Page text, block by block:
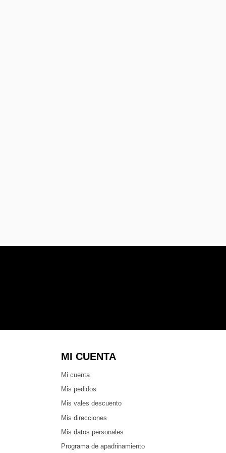
MI CUENTA
Mi cuenta
Mis pedidos
Mis vales descuento
Mis direcciones
Mis datos personales
Programa de apadrinamiento